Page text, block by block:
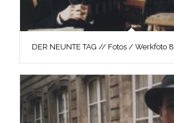
DER NEUNTE TAG // Fotos / Werkfoto 8